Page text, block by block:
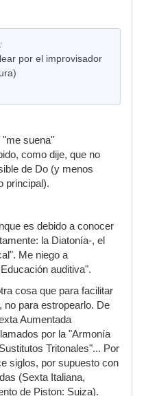
por el improvisador
suena"
como dije, que no
de Do (y menos
principal).
es debido a conocer
la Diatonía-, el
Me niego a
auditiva".
cosa que para facilitar
no para estropearlo. De
Aumentada
por la "Armonía
Tritonales"... Por
siglos, por supuesto con
(Sexta Italiana,
de Piston: Suiza).